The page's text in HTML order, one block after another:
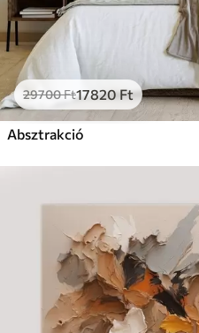
29700Ft17820Ft
Absztrakció